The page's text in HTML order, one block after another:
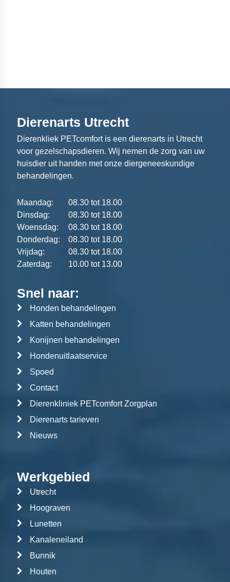
Dierenarts Utrecht
Dierenkliek PETcomfort is een dierenarts in Utrecht
voor gezelschapsdieren. Wij nemen de zorg van uw
huisdier uit handen met onze diergeneeskundige
behandelingen.
Maandag:
08.30 tot 18.00
Dinsdag:
08.30 tot 18.00
Woensdag:
08.30 tot 18.00
Donderdag:
08.30 tot 18.00
Vrijdag:
08.30 tot 18.00
Zaterdag:
10.00 tot 13.00
Snel naar:
Honden behandelingen
Katten behandelingen
Konijnen behandelingen
Hondenuitlaatservice
Spoed
Contact
Dierenkliniek PETcomfort Zorgplan
Dierenarts tarieven
Nieuws
Werkgebied
Utrecht
Hoograven
Lunetten
Kanaleneiland
Bunnik
Houten